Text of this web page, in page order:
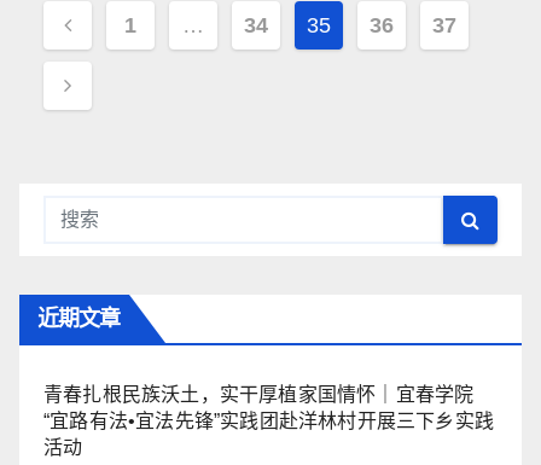
文
章
导
1 … 34 35 36 37
近期文章
青春扎根民族沃土，实干厚植家国情怀｜宜春学院
“宜路有法•宜法先锋”实践团赴洋林村开展三下乡实践
活动